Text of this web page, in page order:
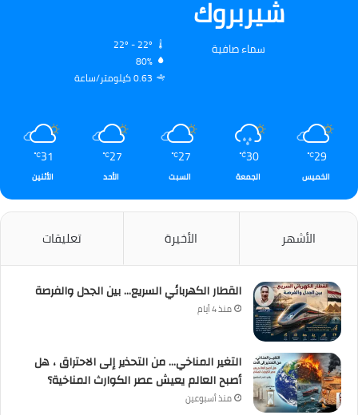
شيربروك
سماء صافية
80%
0.63 كيلومتر/ساعة
29
℃
الخميس
30
℃
الجمعة
27
℃
السبت
27
℃
الأحد
31
℃
الأثنين
الأشهر الأخيرة تعليقات
القطار الكهربائي السريع… بين الجدل والفرصة
منذ 4 أيام
التغير المناخي… من التحذير إلى الاحتراق ، هل
أصبح العالم يعيش عصر الكوارث المناخية؟
منذ أسبوعين